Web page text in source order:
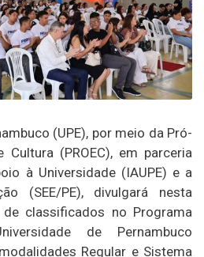
(UPE), por meio da Pró-
Cultura (PROEC), em parceria
à Universidade (IAUPE) e a
(SEE/PE), divulgará nesta
classificados no Programa
de Pernambuco
Regular e Sistema